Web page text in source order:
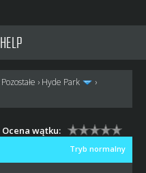
HELP
Pozostałe › Hyde Park ›
Ocena wątku:
Tryb normalny